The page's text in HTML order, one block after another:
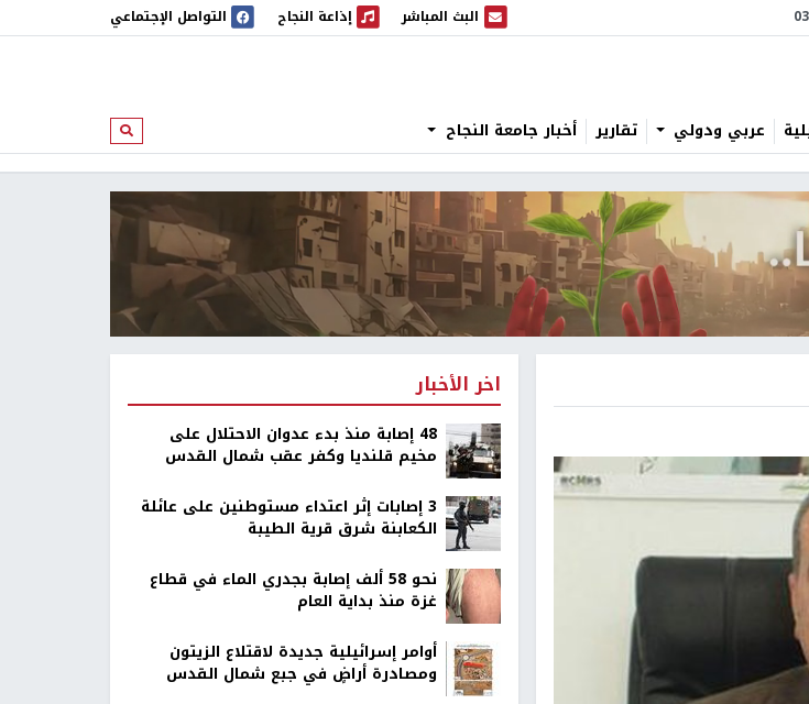
البث المباشر
البث المباشر إذاعة النجاح
إذاعة النجاح التواصل الإجتماعي
عربي ودولي تقارير أخبار جامعة النجاح ابحث
اخر الأخبار
48 إصابة منذ بدء عدوان الاحتلال على
مخيم قلنديا وكفر عقب شمال القدس
‏3 إصابات إثر اعتداء مستوطنين على عائلة
الكعابنة شرق قرية الطيبة
نحو 58 ألف إصابة بجدري الماء في قطاع
غزة منذ بداية العام
أوامر إسرائيلية جديدة لاقتلاع الزيتون
ومصادرة أراضٍ في جبع شمال القدس